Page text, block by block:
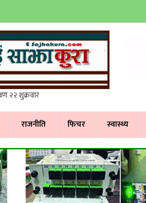
राजनीति फिचर स्वास्थ्य